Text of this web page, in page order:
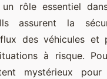
rôle essentiel
Ils assurent la
des véhicules et
à risque.
mystérieux